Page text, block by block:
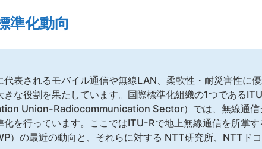
準化動向
代表されるモバイル通信や無線LAN、柔軟性・耐災害性に
きな役割を果たしています。国際標準化組織の1つである
Union-Radiocommunication Sector）では、無線通信
化を行っています。ここではITU-Rで地上無線通信を所掌
）の最近の動向と、それらに対する NTT研究所、NTTドコ